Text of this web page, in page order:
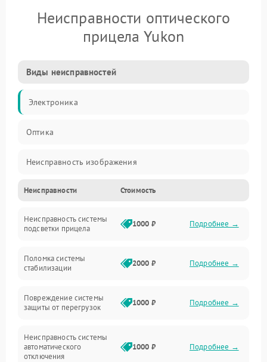
Неисправности оптического
прицела Yukon
Виды неисправностей
Электроника
Оптика
Неисправность изображения
Механические повреждения
Неисправность фокусировки и оптики
Электропитание
Механика
Неисправности Стоимость
Неисправность системы
подсветки прицела
1000 ₽ Подробнее →
Поломка системы
стабилизации
2000 ₽ Подробнее →
Повреждение системы
защиты от перегрузок
1000 ₽ Подробнее →
Неисправность системы
автоматического
отключения
1000 ₽ Подробнее →